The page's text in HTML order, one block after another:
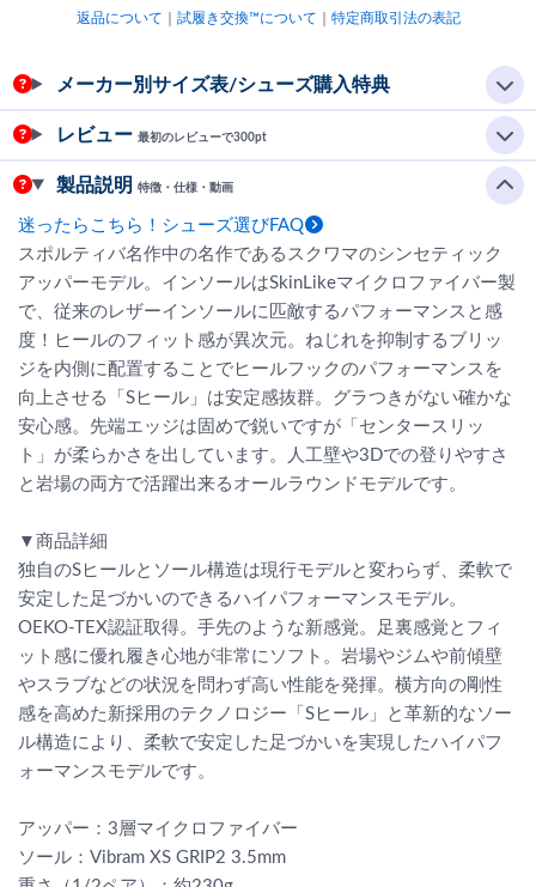
返品について 試履き交換™について 特定商取引法の表記
メーカー別サイズ表/シューズ購入特典
レビュー 最初のレビューで300pt
製品説明 特徴・仕様・動画
迷ったらこちら！シューズ選びFAQ
スポルティバ名作中の名作であるスクワマのシンセティック
アッパーモデル。インソールはSkinLikeマイクロファイバー製
で、従来のレザーインソールに匹敵するパフォーマンスと感
度！ヒールのフィット感が異次元。ねじれを抑制するブリッ
ジを内側に配置することでヒールフックのパフォーマンスを
向上させる「Sヒール」は安定感抜群。グラつきがない確かな
安心感。先端エッジは固めで鋭いですが「センタースリッ
ト」が柔らかさを出しています。人工壁や3Dでの登りやすさ
と岩場の両方で活躍出来るオールラウンドモデルです。
▼商品詳細
独自のSヒールとソール構造は現行モデルと変わらず、柔軟で
安定した足づかいのできるハイパフォーマンスモデル。
OEKO-TEX認証取得。手先のような新感覚。足裏感覚とフィ
ット感に優れ履き心地が非常にソフト。岩場やジムや前傾壁
やスラブなどの状況を問わず高い性能を発揮。横方向の剛性
感を高めた新採用のテクノロジー「Sヒール」と革新的なソー
ル構造により、柔軟で安定した足づかいを実現したハイパフ
ォーマンスモデルです。
アッパー：3層マイクロファイバー
ソール：Vibram XS GRIP2 3.5mm